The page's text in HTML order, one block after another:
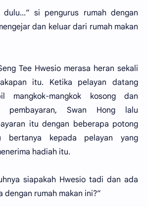
dulu...” si pengurus rumah dengan
dan keluar dari rumah makan
Tee Hwesio merasa heran sekali
itu. Ketika pelayan datang
mangkok-mangkok kosong dan
pembayaran, Swan Hong lalu
itu dengan beberapa potong
bertanya kepada pelayan yang
hadiah itu.
siapakah Hwesio tadi dan ada
dengan rumah makan ini?”